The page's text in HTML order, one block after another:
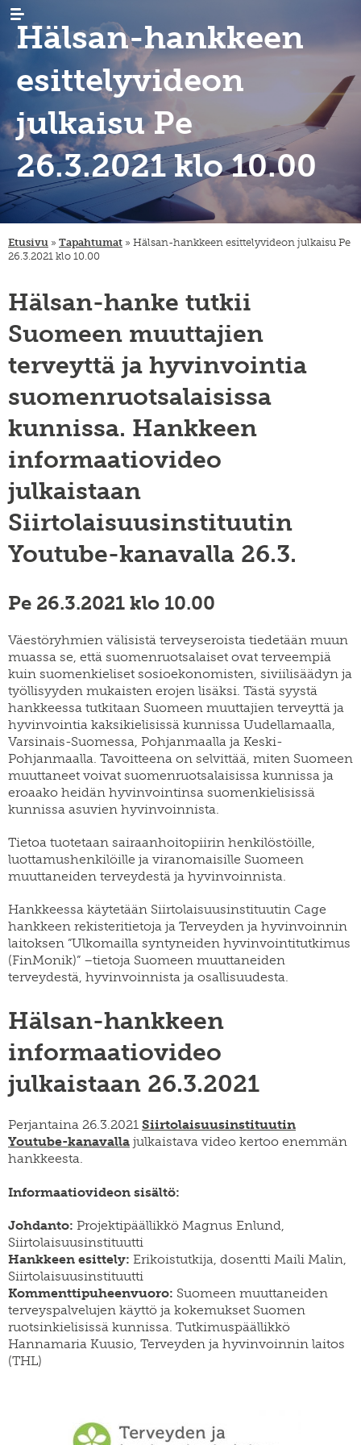
AJANKOHTAISTA
uutiset
tapahtumat
uutiskirjeet
TUTKIMUS
maastamuutto
maahanmuutto
maan
sisäinen
muutto
tutkijat
ARKISTO
sukututkimus
hankkeet
KIRJASTO
digiaineistot
podcast
julkaisusarjat
muuttoliike
finnish
of
population
kiertävä
näyttely
julkaise
INSTITUUTTI
organisaatio
ja
strategia
henkilöstö
apurahat
väitöskirjapalkinto
meille
töihin
SWE
Hälsan-hankkeen
esittelyvideon
julkaisu Pe
26.3.2021 klo 10.00
Etusivu » Tapahtumat » Hälsan-hankkeen esittelyvideon julkaisu Pe
26.3.2021 klo 10.00
Hälsan-hanke tutkii
Suomeen muuttajien
terveyttä ja hyvinvointia
suomenruotsalaisissa
kunnissa. Hankkeen
informaatiovideo
julkaistaan
Siirtolaisuusinstituutin
Youtube-kanavalla 26.3.
Pe 26.3.2021 klo 10.00
Väestöryhmien välisistä terveyseroista tiedetään muun
muassa se, että suomenruotsalaiset ovat terveempiä
kuin suomenkieliset sosioekonomisten, siviilisäädyn ja
työllisyyden mukaisten erojen lisäksi. Tästä syystä
hankkeessa tutkitaan Suomeen muuttajien terveyttä ja
hyvinvointia kaksikielisissä kunnissa Uudellamaalla,
Varsinais-Suomessa, Pohjanmaalla ja Keski-
Pohjanmaalla. Tavoitteena on selvittää, miten Suomeen
muuttaneet voivat suomenruotsalaisissa kunnissa ja
eroaako heidän hyvinvointinsa suomenkielisissä
kunnissa asuvien hyvinvoinnista.
Tietoa tuotetaan sairaanhoitopiirin henkilöstöille,
luottamushenkilöille ja viranomaisille Suomeen
muuttaneiden terveydestä ja hyvinvoinnista.
Hankkeessa käytetään Siirtolaisuusinstituutin Cage
hankkeen rekisteritietoja ja Terveyden ja hyvinvoinnin
laitoksen ”Ulkomailla syntyneiden hyvinvointitutkimus
(FinMonik)” –tietoja Suomeen muuttaneiden
terveydestä, hyvinvoinnista ja osallisuudesta.
Hälsan-hankkeen
informaatiovideo
julkaistaan 26.3.2021
Perjantaina 26.3.2021 Siirtolaisuusinstituutin
Youtube-kanavalla julkaistava video kertoo enemmän
hankkeesta.
Informaatiovideon sisältö:
Johdanto: Projektipäällikkö Magnus Enlund,
Siirtolaisuusinstituutti
Hankkeen esittely: Erikoistutkija, dosentti Maili Malin,
Siirtolaisuusinstituutti
Kommenttipuheenvuoro: Suomeen muuttaneiden
terveyspalvelujen käyttö ja kokemukset Suomen
ruotsinkielisissä kunnissa. Tutkimuspäällikkö
Hannamaria Kuusio, Terveyden ja hyvinvoinnin laitos
(THL)